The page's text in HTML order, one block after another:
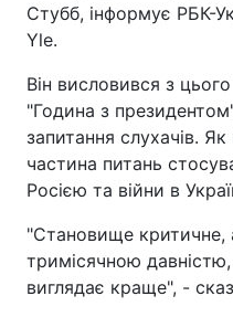
Стубб, інформує РБК-
Yle.
Він висловився з
"Година з
запитання слухачів.
частина питань
Росією та війни в
"Становище критичне,
тримісячною давністю,
виглядає краще", -